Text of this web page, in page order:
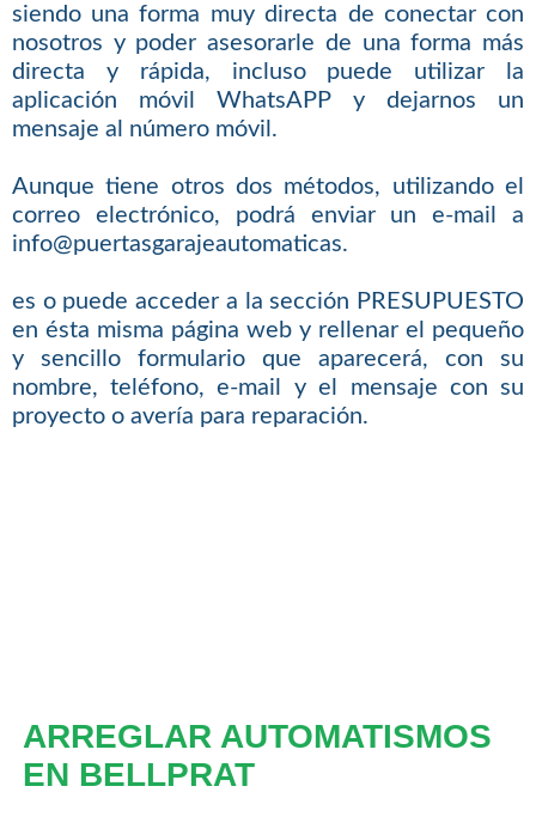
siendo una forma muy directa de conectar con
nosotros y poder asesorarle de una forma más
directa y rápida, incluso puede utilizar la
aplicación móvil WhatsAPP y dejarnos un
mensaje al número móvil.
Aunque tiene otros dos métodos, utilizando el
correo electrónico, podrá enviar un e-mail a
info@puertasgarajeautomaticas.
es o puede acceder a la sección PRESUPUESTO
en ésta misma página web y rellenar el pequeño
y sencillo formulario que aparecerá, con su
nombre, teléfono, e-mail y el mensaje con su
proyecto o avería para reparación.
ARREGLAR AUTOMATISMOS
EN BELLPRAT